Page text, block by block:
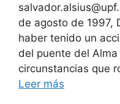
de agosto de 1997,
haber tenido un
del puente del
circunstancias que
Leer más